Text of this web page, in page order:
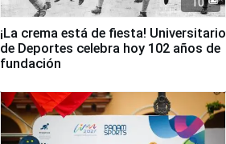
¡La crema está de fiesta! Universitario
de Deportes celebra hoy 102 años de
fundación